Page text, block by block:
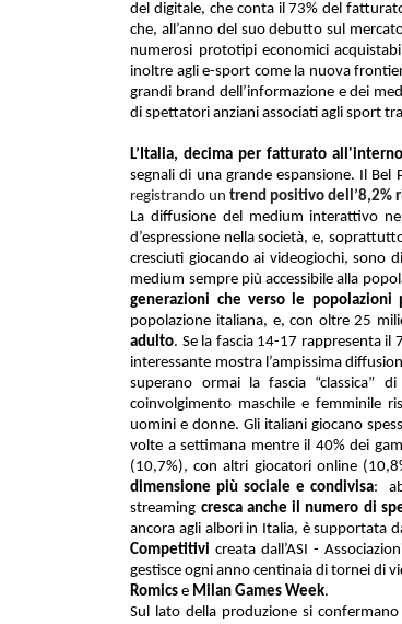
del digitale, che conta il 73% del
che, all’anno del suo debutto sul
numerosi prototipi economici
inoltre agli e-sport come la nuova
grandi brand dell’informazione e dei
di spettatori anziani associati agli sport
L’Italia, decima per fatturato
segnali di una grande espansione. Il Bel
registrando untrend positivo dell’8,2%
La diffusione del medium interattivo
d’espressione nella società,e,
cresciuti giocando ai videogiochi, sono
medium sempre più accessibile alla
generazioni che verso le popolazioni
popolazione italiana, e, con oltre 25
adulto. Se la fascia 14-17 rappresenta
interessante mostra l’ampissima
superano ormai la fascia “classica”
coinvolgimento maschile e femminile
uomini e donne.Gli italiani giocano
volte a settimana mentre il 40% dei
(10,7%), con altri giocatori online
dimensione più sociale e condivisa:
streaming cresca anche il numero di
ancora agli albori in Italia, è supportata
Competitivi creata dall’ASI -
gestisce ogni anno centinaia di tornei di
Romicse Milan Games Week.
Sul lato della produzione si